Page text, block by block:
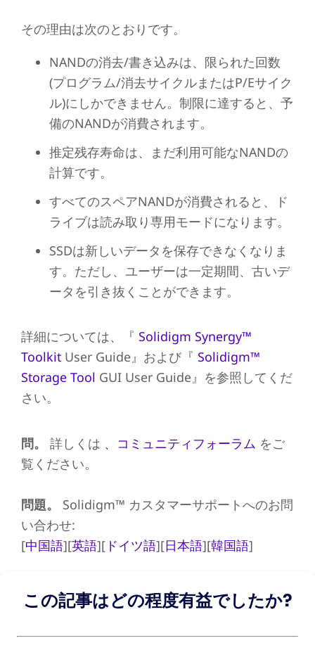
その理由は次のとおりです。
NANDの消去/書き込みは、限られた回数
(プログラム/消去サイクルまたはP/Eサイク
ル)にしかできません。制限に達すると、予
備のNANDが消費されます。
推定残存寿命は、まだ利用可能なNANDの
計算です。
すべてのスペアNANDが消費されると、ド
ライブは読み取り専用モードになります。
SSDは新しいデータを保存できなくなりま
す。ただし、ユーザーは一定期間、古いデ
ータを引き抜くことができます。
詳細については、『 Solidigm Synergy™
ToolkitUser Guide』および『 Solidigm™
Storage Tool GUI User Guide』を参照してくだ
さい。
問。 詳しくは 、コミュニティフォーラム をご
覧ください。
問題。
Solidigm™ カスタマーサポートへのお問
い合わせ:
[中国語][英語][ドイツ語][日本語][韓国語]
この記事はどの程度有益でしたか?